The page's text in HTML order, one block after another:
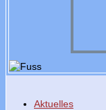
Aktuelles